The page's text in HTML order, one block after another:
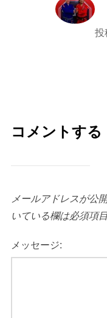
投
コメントする
メールアドレスが公
いている欄は必須項
メッセージ: